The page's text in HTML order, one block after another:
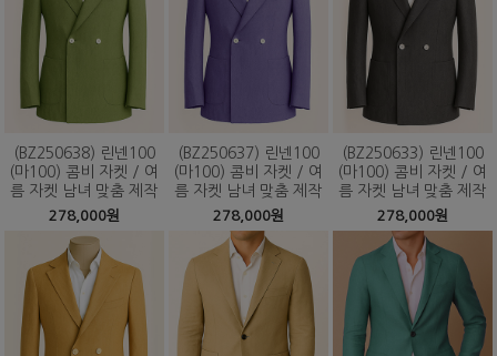
(BZ250638) 린넨100
(마100) 콤비 자켓 / 여
름 자켓 남녀 맞춤 제작
278,000원
(BZ250637) 린넨100
(마100) 콤비 자켓 / 여
름 자켓 남녀 맞춤 제작
278,000원
(BZ250633) 린넨100
(마100) 콤비 자켓 / 여
름 자켓 남녀 맞춤 제작
278,000원